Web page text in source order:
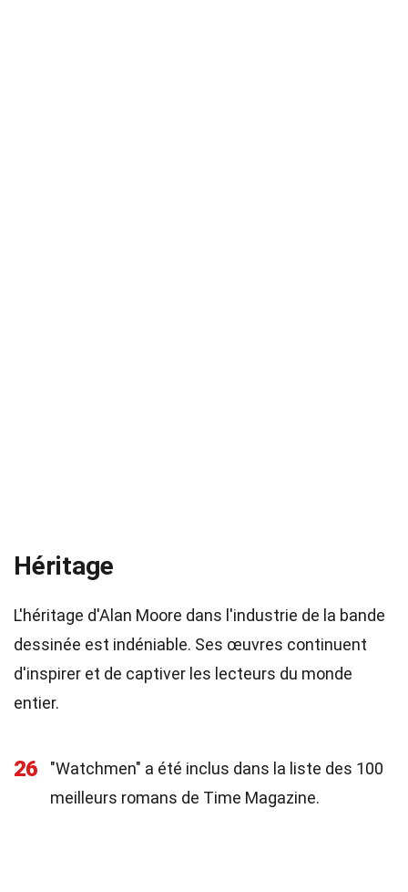
Héritage
L'héritage d'Alan Moore dans l'industrie de la bande
dessinée est indéniable. Ses œuvres continuent
d'inspirer et de captiver les lecteurs du monde
entier.
26
"Watchmen" a été inclus dans la liste des 100
meilleurs romans de Time Magazine.